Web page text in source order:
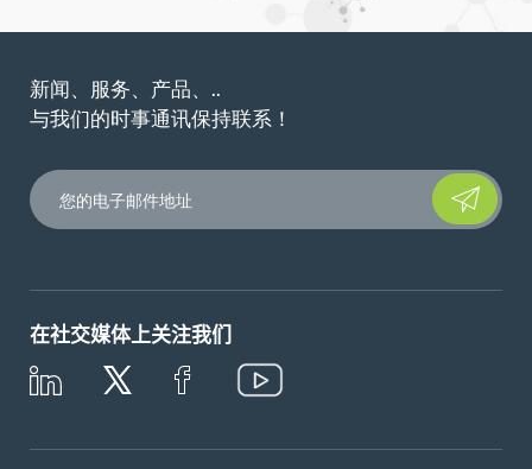
新闻、服务、产品、..
与我们的时事通讯保持联系！
Please
在社交媒体上关注我们